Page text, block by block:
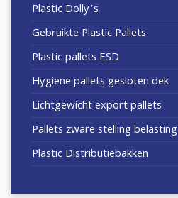
Plastic Dolly’s
Gebruikte Plastic Pallets
Plastic pallets ESD
Hygiene pallets gesloten dek
Lichtgewicht export pallets
Pallets zware stelling belasting
Plastic Distributiebakken